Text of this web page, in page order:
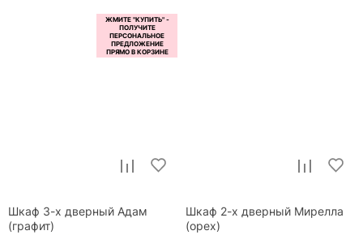
Шкаф 3-х дверный Адам
(графит)
Шкаф 2-х дверный Мирелла
(орех)